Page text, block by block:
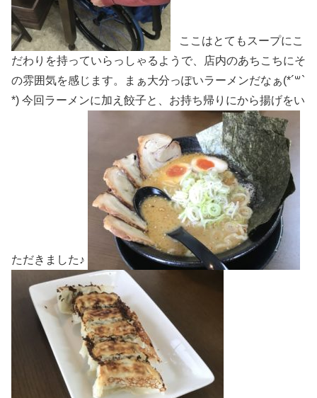
ここはとてもスープにこ
だわりを持っていらっしゃるようで、店内のあちこちにそ
の雰囲気を感じます。まぁ大分っぽいラーメンだなぁ(*´꒳`
*) 今回ラーメンに加え餃子と、お持ち帰りにから揚げをい
ただきました♪